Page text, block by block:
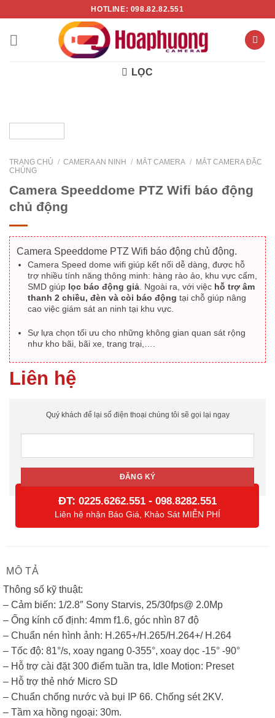
nội
HOTLINE: 098.82.82.551
LỌC
TRANG CHỦ / CAMERA AN NINH / MẮT CAMERA /
MẮT CAMERA ĐẶC
CHỦNG
Camera Speeddome PTZ Wifi báo động
chủ động
Camera Speeddome PTZ Wifi báo động chủ động.
Camera Speed dome wifi giúp kết nối dễ dàng, được hỗ
trợ nhiều tính năng thông minh: hàng rào ảo, khu vực cấm,
SMD giúp lọc báo động giả . Ngoài ra, với việc hỗ trợ âm
thanh 2 chiều, đèn và còi báo động tại chỗ giúp nâng
cao việc giám sát an ninh tại khu vực.
Sự lựa chọn tối ưu cho những không gian quan sát rộng
như kho bãi, bãi xe, trang trại,….
Liên hệ
Quý khách để lại số điện thoại chúng tôi sẽ gọi lại ngay
ĐT: 0225.6262.551 - 098.8282.551
Liên hệ nhận Báo Giá, Khảo Sát MIỄN PHÍ
MÔ TẢ
Thông số kỹ thuật:
– Cảm biến: 1/2.8″ Sony Starvis, 25/30fps@ 2.0Mp
– Ống kính cố định: 4mm f1.6, góc nhìn 87 độ
– Chuẩn nén hình ảnh: H.265+/H.265/H.264+/ H.264
– Tốc độ: 81°/s, xoay ngang 0-355°, xoay dọc -15° -90°
– Hỗ trợ cài đặt 300 điểm tuần tra, Idle Motion: Preset
– Hỗ trợ thẻ nhớ Micro SD
– Chuẩn chống nước và bụi IP 66. Chống sét 2KV.
– Tầm xa hồng ngoại: 30m.